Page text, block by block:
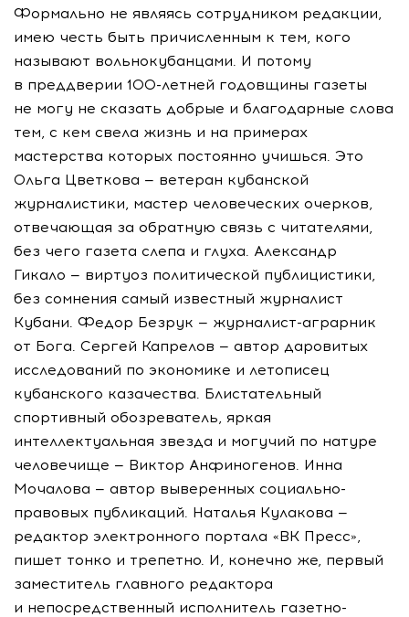
Формально не являясь сотрудником редакции,
имею честь быть причисленным к тем, кого
называют вольнокубанцами. И потому
в преддверии 100-летней годовщины газеты
не могу не сказать добрые и благодарные слова
тем, с кем свела жизнь и на примерах
мастерства которых постоянно учишься. Это
Ольга Цветкова — ветеран кубанской
журналистики, мастер человеческих очерков,
отвечающая за обратную связь с читателями,
без чего газета слепа и глуха. Александр
Гикало — виртуоз политической публицистики,
без сомнения самый известный журналист
Кубани. Федор Безрук — журналист-аграрник
от Бога. Сергей Капрелов — автор даровитых
исследований по экономике и летописец
кубанского казачества. Блистательный
спортивный обозреватель, яркая
интеллектуальная звезда и могучий по натуре
человечище — Виктор Анфиногенов. Инна
Мочалова — автор выверенных социально-
правовых публикаций. Наталья Кулакова —
редактор электронного портала «ВК Пресс»,
пишет тонко и трепетно. И, конечно же, первый
заместитель главного редактора
и непосредственный исполнитель газетно-